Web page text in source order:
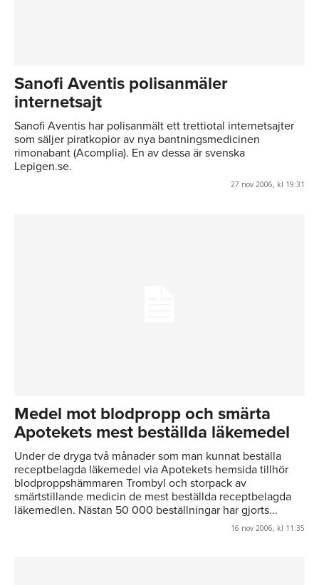
Sanofi Aventis polisanmäler
internetsajt
Sanofi Aventis har polisanmält ett trettiotal internetsajter
som säljer piratkopior av nya bantningsmedicinen
rimonabant (Acomplia). En av dessa är svenska
Lepigen.se.
27 nov 2006, kl 19:31
Medel mot blodpropp och smärta
Apotekets mest beställda läkemedel
Under de dryga två månader som man kunnat beställa
receptbelagda läkemedel via Apotekets hemsida tillhör
blodproppshämmaren Trombyl och storpack av
smärtstillande medicin de mest beställda receptbelagda
läkemedlen. Nästan 50 000 beställningar har gjorts...
16 nov 2006, kl 11:35